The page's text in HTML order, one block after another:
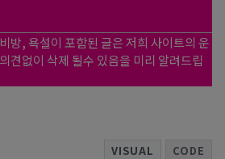
방, 욕설이 포함된 글은 저희 사이트의 운
견없이 삭제 될수 있음을 미리 알려드립
VISUAL CODE